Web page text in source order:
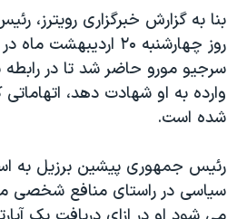
چهل سال گروگان‌گیری
قانون شفافیت دارائی کادر رهبری ایران
اعتراضات مردمی آبان ۹۸
اسرائیل در جنگ
همایش محافظه‌کاران آمریکا «سی‌پک»
صفحه‌های ویژه
بنا به گزارش خبرگزاری رویترز،
روز چهارشنبه ۲۰
سرجیو مورو حاضر شد تا در
وارده به او شهادت دهد، اتهاماتی
شده است.
رئیس جمهوری پیشین برزیل به
سیاسی در راستای منافع شخصی